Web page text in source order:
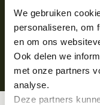
We gebruiken
personaliseren, om
en om ons
Ook delen we
met onze partners
analyse.
Deze partners